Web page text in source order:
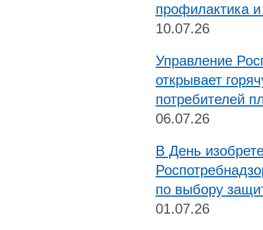
профилактика
10.07.26
Управление
открывает
потребителей
06.07.26
В День
по выбору
01.07.26